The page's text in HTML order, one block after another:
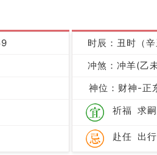
时辰：丑时（辛
冲煞：冲羊(乙
神位：财神-正
祈福 求嗣
赴任 出行